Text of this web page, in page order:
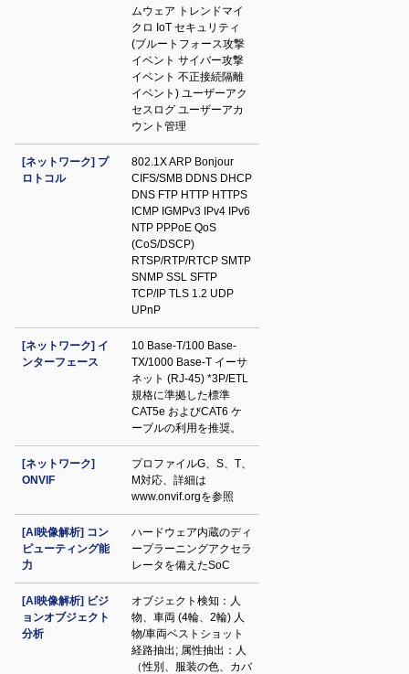
ムウェア トレンドマイ
クロ IoT セキュリティ
(ブルートフォース攻撃
イベント サイバー攻撃
イベント 不正接続隔離
イベント) ユーザーアク
セスログ ユーザーアカ
ウント管理
[ネットワーク] プ
ロトコル
802.1X ARP Bonjour
CIFS/SMB DDNS DHCP
DNS FTP HTTP HTTPS
ICMP IGMPv3 IPv4 IPv6
NTP PPPoE QoS
(CoS/DSCP)
RTSP/RTP/RTCP SMTP
SNMP SSL SFTP
TCP/IP TLS 1.2 UDP
UPnP
[ネットワーク] イ
ンターフェース
10 Base-T/100 Base-
TX/1000 Base-T イーサ
ネット (RJ-45) *3P/ETL
規格に準拠した標準
CAT5e およびCAT6 ケ
ーブルの利用を推奨。
[ネットワーク]
ONVIF
プロファイルG、S、T、
M対応、詳細は
www.onvif.orgを参照
[AI映像解析] コン
ピューティング能
力
ハードウェア内蔵のディ
ープラーニングアクセラ
レータを備えたSoC
[AI映像解析] ビジ
ョンオブジェクト
分析
オブジェクト検知：人
物、車両 (4輪、2輪) 人
物/車両ベストショット
経路抽出; 属性抽出：人
（性別、服装の色、カバ